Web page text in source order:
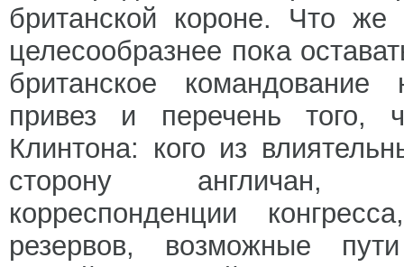
британской короне. Что
целесообразнее пока
британское
привез и перечень того,
Клинтона: кого из
сторону англичан,
корреспонденции
резервов, возможные